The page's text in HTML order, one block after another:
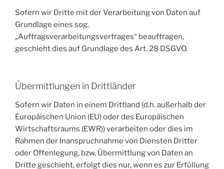
Sofern wir Dritte mit der Verarbeitung von Daten auf
Grundlage eines sog.
„Auftragsverarbeitungsvertrages“ beauftragen,
geschieht dies auf Grundlage des Art. 28 DSGVO.
Übermittlungen in Drittländer
Sofern wir Daten in einem Drittland (d.h. außerhalb der
Europäischen Union (EU) oder des Europäischen
Wirtschaftsraums (EWR)) verarbeiten oder dies im
Rahmen der Inanspruchnahme von Diensten Dritter
oder Offenlegung, bzw. Übermittlung von Daten an
Dritte geschieht, erfolgt dies nur, wenn es zur Erfüllung